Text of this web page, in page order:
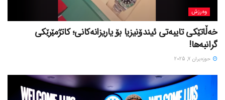
وەرزش
خەڵاتێکی تایبەتی ئیندۆنیزیا بۆ یاریزانەکانی؛ کاتژمێرێکی
گرانبەها!
حوزه‌یران 7, 2025